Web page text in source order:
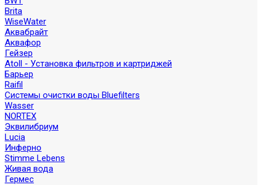
Brita
WiseWater
Аквабрайт
Аквафор
Гейзер
Atoll - Установка фильтров и картриджей
Барьер
Raifil
Системы очистки воды Bluefilters
Wasser
NORTEX
Эквилибриум
Lucia
Инферно
Stimme Lebens
Живая вода
Гермес